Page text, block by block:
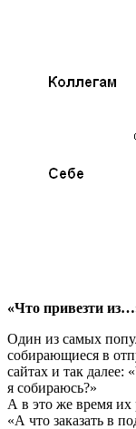
«Что привезти
Один из самых
собирающиеся в
сайтах и так далее:
я собираюсь?»
А в это же время их
«А что заказать в